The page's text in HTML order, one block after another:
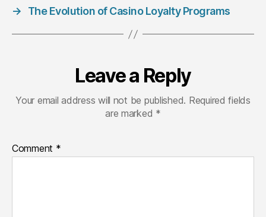
→
The Evolution of Casino Loyalty Programs
Leave a Reply
Your email address will not be published. Required fields
are marked *
Comment *